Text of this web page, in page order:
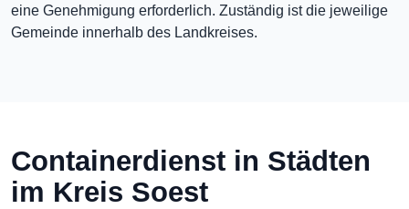
eine Genehmigung erforderlich. Zuständig ist die jeweilige
Gemeinde innerhalb des Landkreises.
Containerdienst in Städten
im Kreis Soest